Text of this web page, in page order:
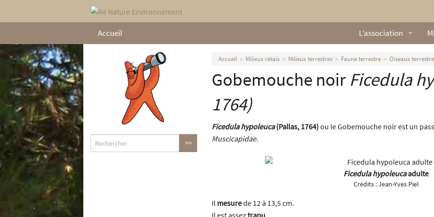
Accueil L’association
Qui sommes nous ?
Nos missions
Nous contacter
Actualités
Accueil Milieux rétais Milieux terrestres Faune terrestre Oiseaux
Gobemouche noir Ficedula
1764)
Ficedula hypoleuca(Pallas, 1764)ou le Gobemouche noir est un
Muscicapidae.
Ficedula hypoleucaadulte
Crédits :Jean-Yves Piel
Il mesurede 12 à 13,5 cm.
Il est asseztrapu.